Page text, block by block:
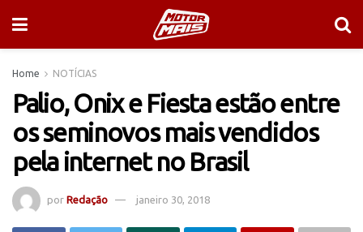
Home NOTÍCIAS
Palio, Onix e Fiesta estão entre
os seminovos mais vendidos
pela internet no Brasil
por Redação janeiro 30, 2018